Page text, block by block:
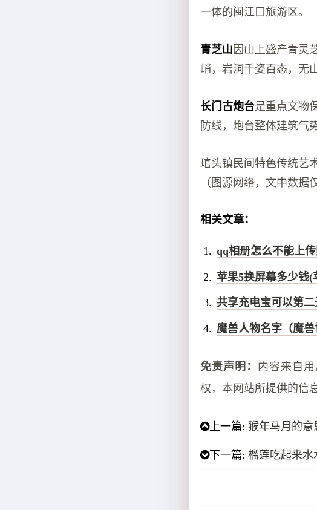
一体的闽江口旅游区。
青芝山 因山上盛产青灵
峭，岩洞千姿百态，无
长门古炮台是重点文物
防线，炮台整体建筑气
琯头镇民间特色传统艺
（图源网络，文中数据
相关文章：
qq相册怎么不能上
苹果5换屏幕多少钱
共享充电宝可以第
魔兽人物名字（魔兽
免责声明： 内容来自
权，本网站所提供的信
上一篇:猴年马月的意
下一篇:榴莲吃起来水